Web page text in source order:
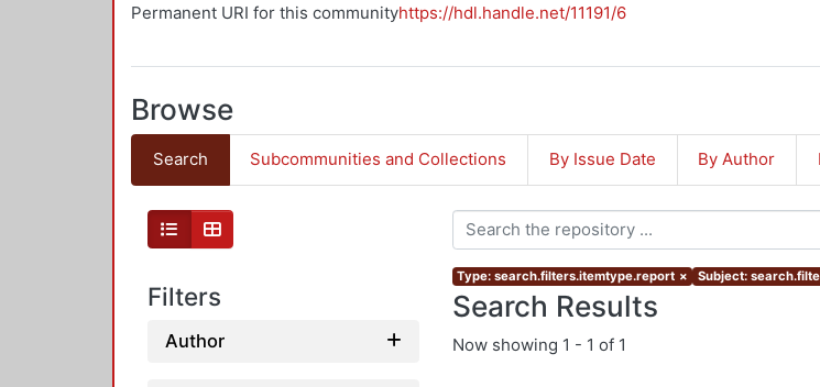
Permanent URI for this communityhttps://hdl.handle.net/11191/6
Browse
Search Subcommunities and Collections By Issue Date By Author
Filters
Author
Type: search.filters.itemtype.report × Subject:
Search Results
Now showing 1 - 1 of 1